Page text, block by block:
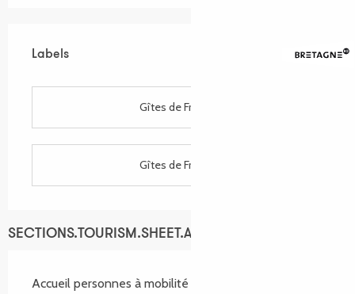
Labels
Labels
Gîtes de France
Gîtes de France
SECTIONS.TOURISM.SHEET.ACCESSIBILITY_SERVICES
Accueil personnes à mobilité réduite